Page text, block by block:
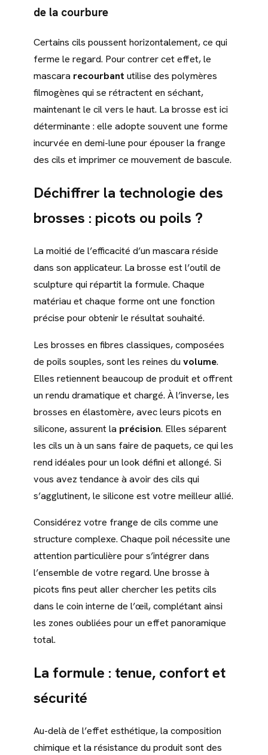
de la courbure
Certains cils poussent horizontalement, ce qui
ferme le regard. Pour contrer cet effet, le
mascara recourbant utilise des polymères
filmogènes qui se rétractent en séchant,
maintenant le cil vers le haut. La brosse est ici
déterminante : elle adopte souvent une forme
incurvée en demi-lune pour épouser la frange
des cils et imprimer ce mouvement de bascule.
Déchiffrer la technologie des
brosses : picots ou poils ?
La moitié de l’efficacité d’un mascara réside
dans son applicateur. La brosse est l’outil de
sculpture qui répartit la formule. Chaque
matériau et chaque forme ont une fonction
précise pour obtenir le résultat souhaité.
Les brosses en fibres classiques, composées
de poils souples, sont les reines du volume.
Elles retiennent beaucoup de produit et offrent
un rendu dramatique et chargé. À l’inverse, les
brosses en élastomère, avec leurs picots en
silicone, assurent la précision. Elles séparent
les cils un à un sans faire de paquets, ce qui les
rend idéales pour un look défini et allongé. Si
vous avez tendance à avoir des cils qui
s’agglutinent, le silicone est votre meilleur allié.
Considérez votre frange de cils comme une
structure complexe. Chaque poil nécessite une
attention particulière pour s’intégrer dans
l’ensemble de votre regard. Une brosse à
picots fins peut aller chercher les petits cils
dans le coin interne de l’œil, complétant ainsi
les zones oubliées pour un effet panoramique
total.
La formule : tenue, confort et
sécurité
Au-delà de l’effet esthétique, la composition
chimique et la résistance du produit sont des